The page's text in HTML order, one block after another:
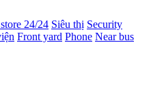
24/24 Siêu thị Security
Front yard Phone Near bus